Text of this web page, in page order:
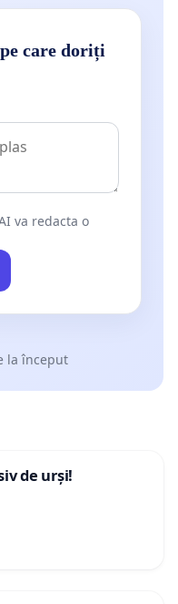
care doriți
va redacta o
la început
de urși!